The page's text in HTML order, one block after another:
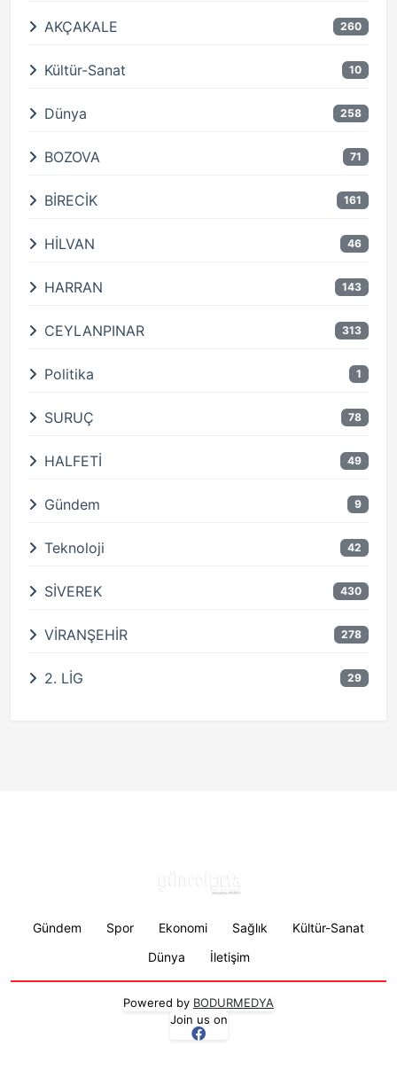
AKÇAKALE 260
Kültür-Sanat 10
Dünya 258
BOZOVA 71
BİRECİK 161
HİLVAN 46
HARRAN 143
CEYLANPINAR 313
Politika 1
SURUÇ 78
HALFETİ 49
Gündem 9
Teknoloji 42
SİVEREK 430
VİRANŞEHİR 278
2. LİG 29
Footer menu
Gündem Spor Ekonomi Sağlık
Kültür-Sanat
Dünya
İletişim
Powered by BODURMEDYA
Join us on